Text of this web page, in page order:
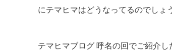
にテマヒマはどうなってるのでしょ
テマヒマブログ 呼名の回でご紹介し